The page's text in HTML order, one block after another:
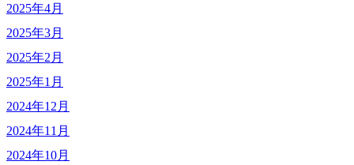
2025年4月
2025年3月
2025年2月
2025年1月
2024年12月
2024年11月
2024年10月